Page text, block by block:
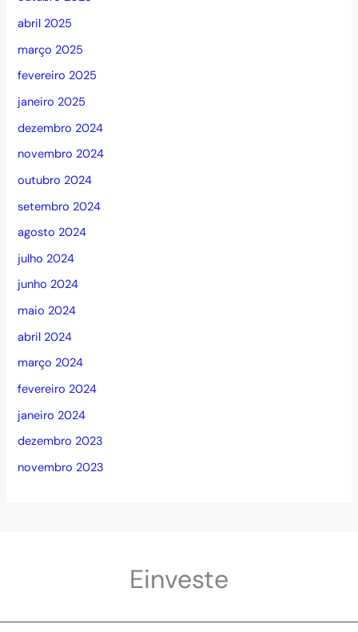
abril 2025
março 2025
fevereiro 2025
janeiro 2025
dezembro 2024
novembro 2024
outubro 2024
setembro 2024
agosto 2024
julho 2024
junho 2024
maio 2024
abril 2024
março 2024
fevereiro 2024
janeiro 2024
dezembro 2023
novembro 2023
Einveste